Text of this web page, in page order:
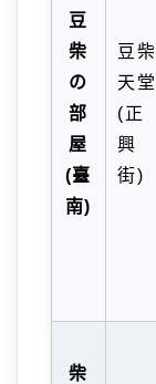
豆
柴
の
部
屋
(臺
南)
豆柴
天堂
(正
興
街)
柴